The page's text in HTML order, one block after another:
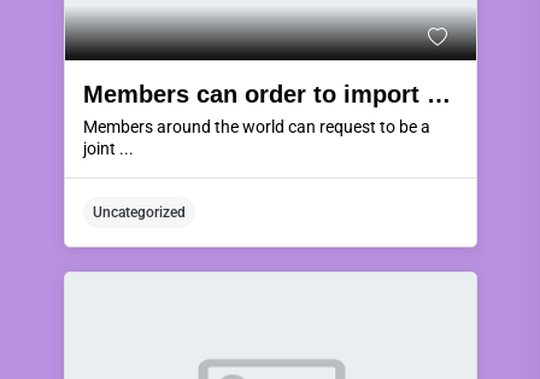
Members can order to import products from Thailand if they jointly trade by purchasing goods using KWJ COIN & KWJ CASH currency or using the LC system to pay.
Members around the world can request to be a
joint ...
Uncategorized